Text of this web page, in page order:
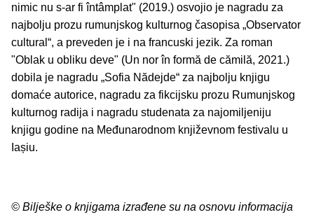
nimic nu s-ar fi întâmplat" (2019.) osvojio je nagradu za
najbolju prozu rumunjskog kulturnog časopisa „Observator
cultural“, a preveden je i na francuski jezik. Za roman
"Oblak u obliku deve" (Un nor în formă de cămilă, 2021.)
dobila je nagradu „Sofia Nădejde“ za najbolju knjigu
domaće autorice, nagradu za fikcijsku prozu Rumunjskog
kulturnog radija i nagradu studenata za najomiljeniju
knjigu godine na Međunarodnom književnom festivalu u
Iașiu.
© Bilješke o knjigama izrađene su na osnovu informacija